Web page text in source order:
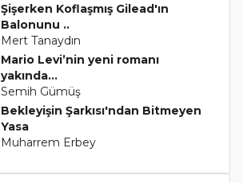
Şişerken Koflaşmış Gilead'ın
Balonunu ..
Mert Tanaydın
Mario Levi’nin yeni romanı
yakında...
Semih Gümüş
Bekleyişin Şarkısı'ndan Bitmeyen
Yasa
Muharrem Erbey